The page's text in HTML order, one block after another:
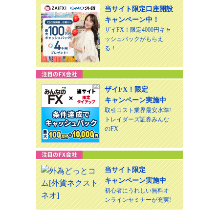
当サイト限定口座開設
キャンペーン中！
ザイFX！限定4000円キャ
ッシュバックがもらえ
る！
ザイFX！限定
キャンペーン実施中
取引コスト業界最安水準!
トレイダーズ証券みんな
のFX
当サイト限定
キャンペーン実施中
初心者にうれしい無料オ
ンラインセミナーが充実!